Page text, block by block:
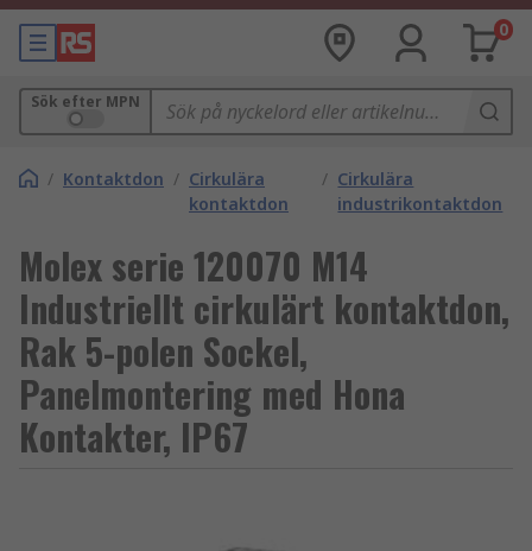
0
Sök efter MPN
/ Kontaktdon / Cirkulära
kontaktdon
/ Cirkulära
industrikontaktdon
Molex serie 120070 M14
Industriellt cirkulärt kontaktdon,
Rak 5-polen Sockel,
Panelmontering med Hona
Kontakter, IP67